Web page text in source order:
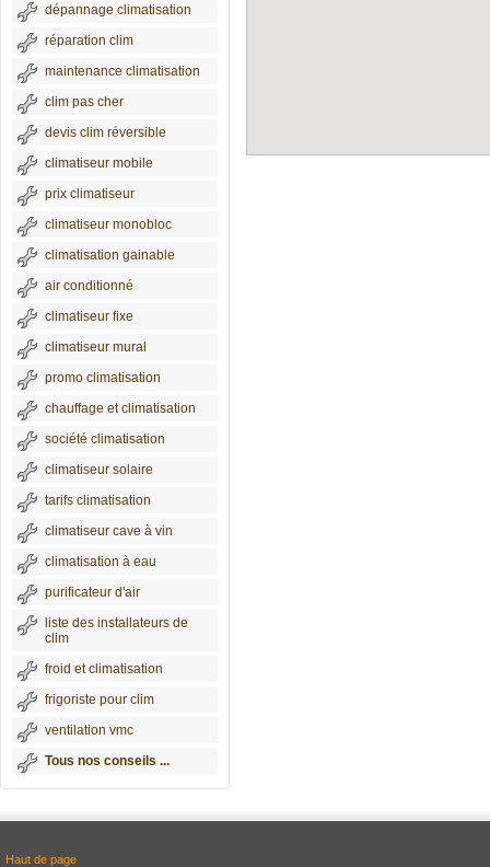
dépannage climatisation
réparation clim
maintenance climatisation
clim pas cher
devis clim réversible
climatiseur mobile
prix climatiseur
climatiseur monobloc
climatisation gainable
air conditionné
climatiseur fixe
climatiseur mural
promo climatisation
chauffage et climatisation
société climatisation
climatiseur solaire
tarifs climatisation
climatiseur cave à vin
climatisation à eau
purificateur d'air
liste des installateurs de
clim
froid et climatisation
frigoriste pour clim
ventilation vmc
Tous nos conseils ...
Haut de page